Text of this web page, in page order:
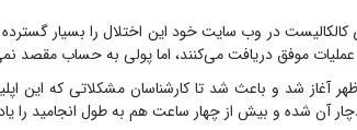
کالکالیست در وب سایت خود این اختلال را بسیار
عملیات موفق دریافت می‌کنند، اما پولی به حساب مقصد
آغاز شد و باعث شد تا کارشناسان مشکلاتی که این
آن شده و بیش از چهار ساعت هم به طول انجامید را